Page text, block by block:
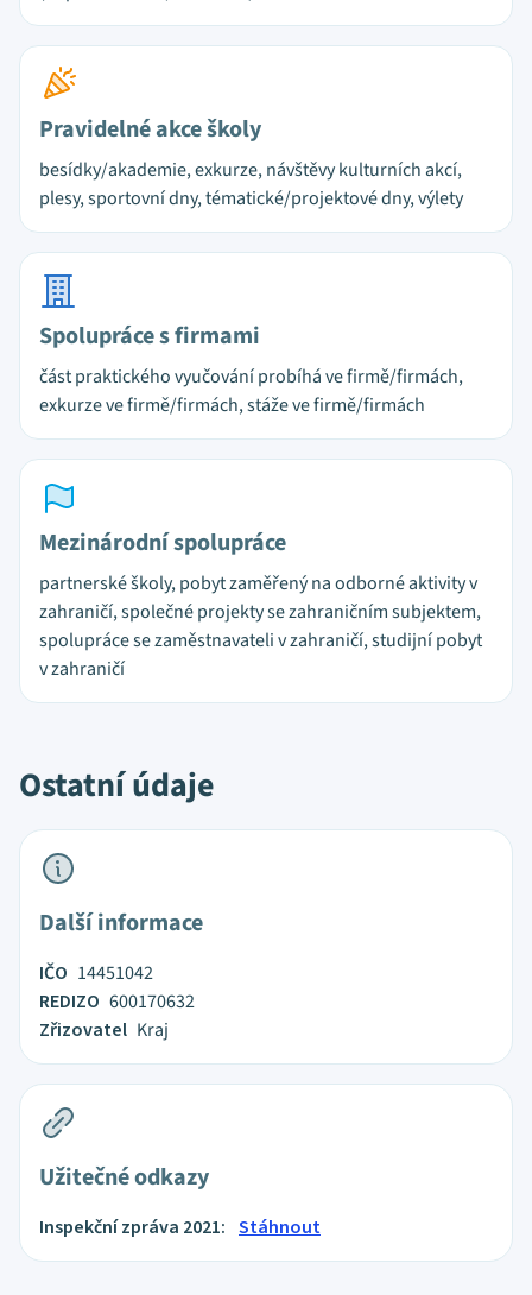
Pravidelné akce školy
besídky/akademie, exkurze, návštěvy kulturních akcí,
plesy, sportovní dny, tématické/projektové dny, výlety
Spolupráce s firmami
část praktického vyučování probíhá ve firmě/firmách,
exkurze ve firmě/firmách, stáže ve firmě/firmách
Mezinárodní spolupráce
partnerské školy, pobyt zaměřený na odborné aktivity v
zahraničí, společné projekty se zahraničním subjektem,
spolupráce se zaměstnavateli v zahraničí, studijní pobyt
v zahraničí
Ostatní údaje
Další informace
IČO 14451042
REDIZO 600170632
Zřizovatel Kraj
Užitečné odkazy
Inspekční zpráva 2021: Stáhnout